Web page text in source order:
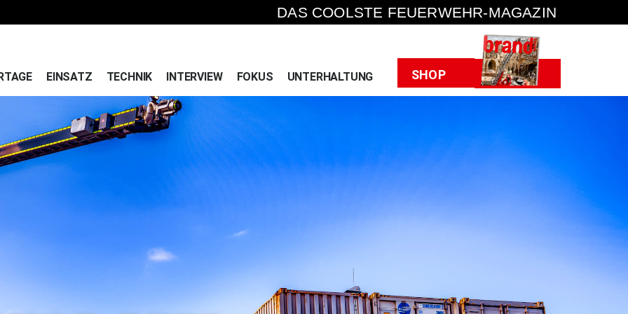
DAS COOLSTE FEUERWEHR-MAGAZIN
EINSATZ TECHNIK INTERVIEW FOKUS UNTERHALTUNG SHOP Heft